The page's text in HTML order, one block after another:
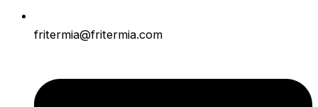
fritermia@fritermia.com